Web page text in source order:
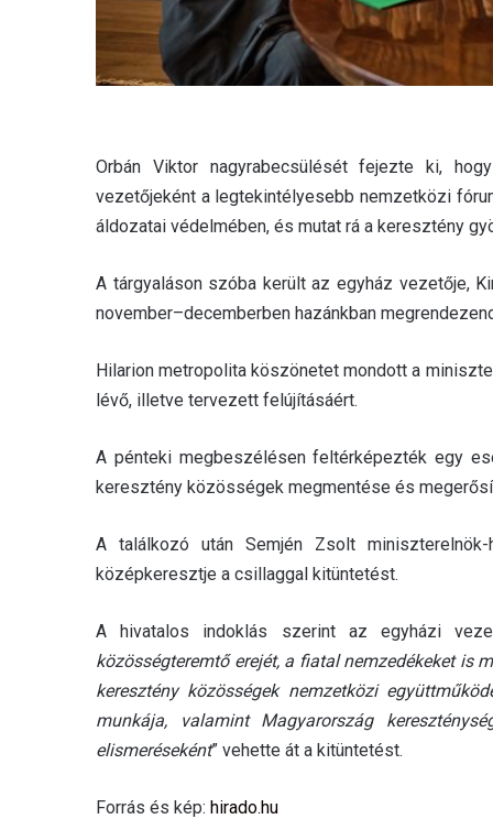
Orbán Viktor nagyrabecsülését fejezte ki,
vezetőjeként a legtekintélyesebb nemzetközi
áldozatai védelmében, és mutat rá a keresztény
A tárgyaláson szóba került az egyház vezetője,
november–decemberben hazánkban
Hilarion metropolita köszönetet mondott a
lévő, illetve tervezett felújításáért.
A pénteki megbeszélésen feltérképezték egy
keresztény közösségek megmentése és
A találkozó után Semjén Zsolt
középkeresztje a csillaggal kitüntetést.
A hivatalos indoklás szerint az egyházi
közösségteremtő erejét, a fiatal nemzedékeket is
keresztény közösségek nemzetközi
munkája, valamint Magyarország
elismeréseként” vehette át a kitüntetést.
Forrás és kép: hirado.hu